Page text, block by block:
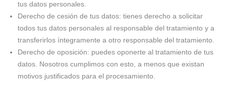
tus datos personales.
Derecho de cesión de tus datos: tienes derecho a solicitar
todos tus datos personales al responsable del tratamiento y a
transferirlos íntegramente a otro responsable del tratamiento.
Derecho de oposición: puedes oponerte al tratamiento de tus
datos. Nosotros cumplimos con esto, a menos que existan
motivos justificados para el procesamiento.